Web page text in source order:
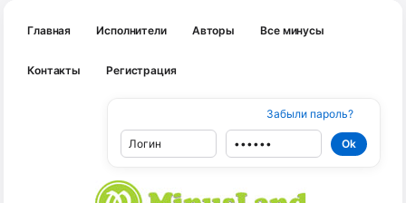
Главная Исполнители Авторы Все минусы
Контакты Регистрация
Забыли пароль?